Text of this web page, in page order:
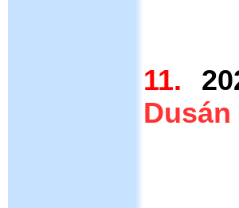
11.
Dusán